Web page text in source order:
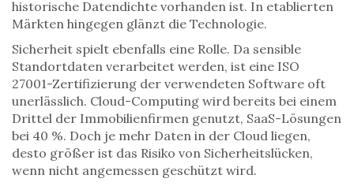
historische Datendichte vorhanden ist. In etablierten
Märkten hingegen glänzt die Technologie.
Sicherheit spielt ebenfalls eine Rolle. Da sensible
Standortdaten verarbeitet werden, ist eine ISO
27001-Zertifizierung der verwendeten Software oft
unerlässlich. Cloud-Computing wird bereits bei einem
Drittel der Immobilienfirmen genutzt, SaaS-Lösungen
bei 40 %. Doch je mehr Daten in der Cloud liegen,
desto größer ist das Risiko von Sicherheitslücken,
wenn nicht angemessen geschützt wird.